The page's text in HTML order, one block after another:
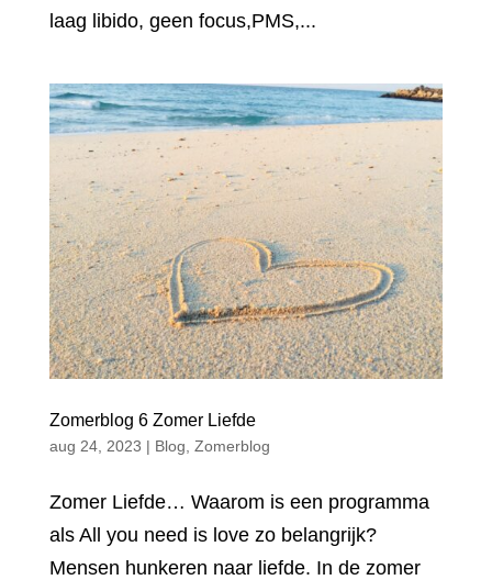
laag libido, geen focus,PMS,...
Zomerblog 6 Zomer Liefde
aug 24, 2023 | Blog Zomerblog
Zomer Liefde… Waarom is een programma
als All you need is love zo belangrijk?
Mensen hunkeren naar liefde. In de zomer